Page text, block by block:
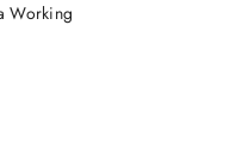
Working